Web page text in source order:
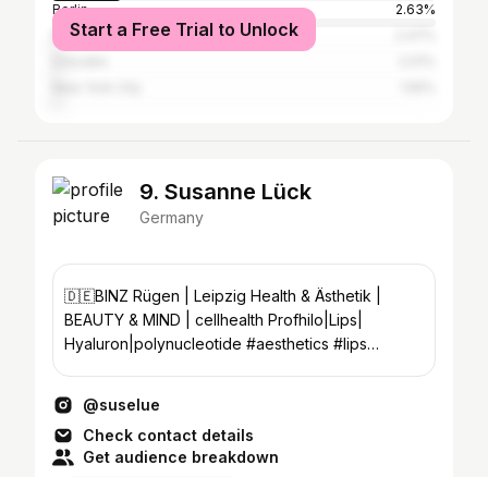
Berlin
2.63%
Munich
Start a Free Trial to Unlock
9. Susanne Lück
Germany
🇩🇪BINZ Rügen | Leipzig Health & Ästhetik |
BEAUTY & MIND | cellhealth Profhilo|Lips|
Hyaluron|polynucleotide #aesthetics #lips
@suselue
Check contact details
Get audience breakdown